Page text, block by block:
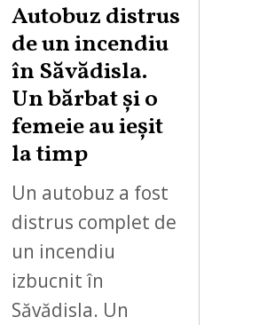
Autobuz distrus
de un incendiu
în Săvădisla.
Un bărbat și o
femeie au ieșit
la timp
Un autobuz a fost
distrus complet de
un incendiu
izbucnit în
Săvădisla. Un